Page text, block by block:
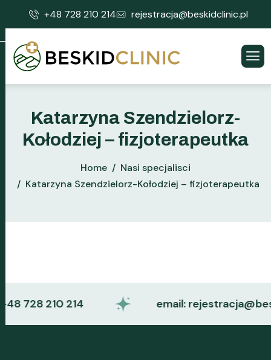
+48 728 210 214 rejestracja@beskidclinic.pl
Katarzyna Szendzielorz-
Kołodziej – fizjoterapeutka
Home
Nasi specjalisci
Katarzyna Szendzielorz-Kołodziej – fizjoterapeutka
728 210 214 email: